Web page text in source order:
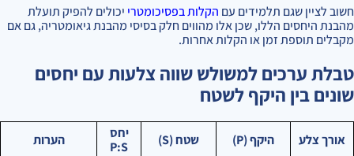
חשוב לציין שגם תלמידים עם הקלות בפסיכומטרי יכולים להפיק תועלת
מהבנת היחסים הללו, שכן אלו מהווים חלק בסיסי מהבנת גיאומטריה, גם אם
מקבלים תוספת זמן או הקלות אחרות.
טבלת ערכים למשולש שווה צלעות עם יחסים
שונים בין היקף לשטח
אורך צלע היקף (P) שטח (S)
יחס
P:S
הערות